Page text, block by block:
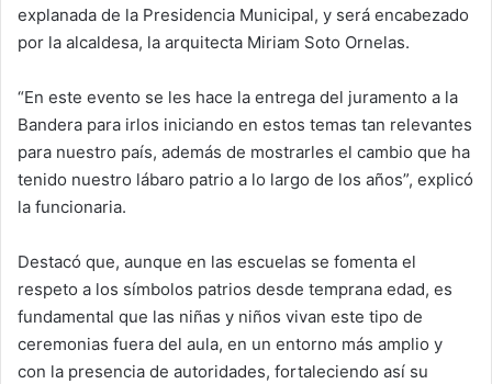
explanada de la Presidencia Municipal, y será encabezado
por la alcaldesa, la arquitecta Miriam Soto Ornelas.
“En este evento se les hace la entrega del juramento a la
Bandera para irlos iniciando en estos temas tan relevantes
para nuestro país, además de mostrarles el cambio que ha
tenido nuestro lábaro patrio a lo largo de los años”, explicó
la funcionaria.
Destacó que, aunque en las escuelas se fomenta el
respeto a los símbolos patrios desde temprana edad, es
fundamental que las niñas y niños vivan este tipo de
ceremonias fuera del aula, en un entorno más amplio y
con la presencia de autoridades, fortaleciendo así su